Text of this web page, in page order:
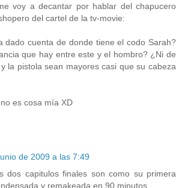
voy a decantar por hablar del chapucero
del cartel de la tv-movie:
dado cuenta de donde tiene el codo Sarah?
que hay entre este y el hombro? ¿Ni de
la pistola sean mayores casi que su cabeza
es cosa mía XD
de 2009 a las 7:49
dos capitulos finales son como su primera
y remakeada en 90 minutos.